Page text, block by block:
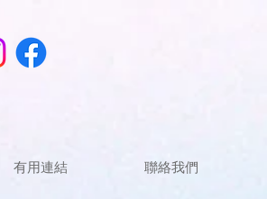
有用連結 聯絡我們